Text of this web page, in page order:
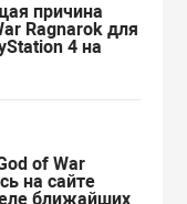
причина
Ragnarok для
4 на
of War
на сайте
ближайших